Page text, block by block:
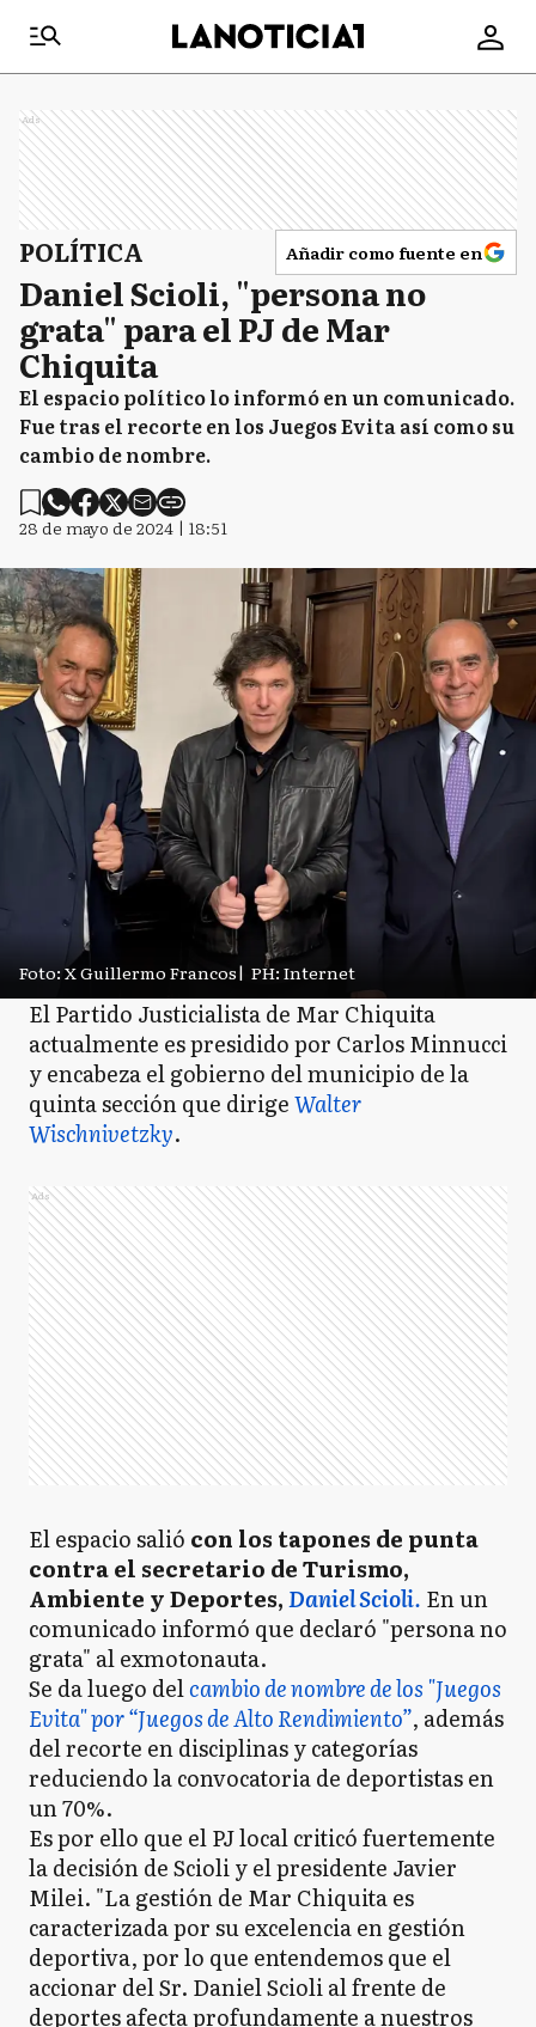
Ads
POLÍTICA Añadir como fuente en
Daniel Scioli, "persona no
grata" para el PJ de Mar
Chiquita
El espacio político lo informó en un comunicado.
Fue tras el recorte en los Juegos Evita así como su
cambio de nombre.
28 de mayo de 2024 | 18:51
Foto: X Guillermo Francos| PH: Internet
El Partido Justicialista de Mar Chiquita
actualmente es presidido por Carlos Minnucci
y encabeza el gobierno del municipio de la
quinta sección que dirigeWalter
Wischnivetzky.
Ads
El espacio salió con los tapones de punta
contra el secretario de Turismo,
Ambiente y Deportes,Daniel Scioli. En un
comunicado informó que declaró "persona no
grata" al exmotonauta.
Se da luego delcambio de nombre de los "Juegos
Evita" por “Juegos de Alto Rendimiento”, además
del recorte en disciplinas y categorías
reduciendo la convocatoria de deportistas en
un 70%.
Es por ello que el PJ local criticó fuertemente
la decisión de Scioli y el presidente Javier
Milei. "La gestión de Mar Chiquita es
caracterizada por su excelencia en gestión
deportiva, por lo que entendemos que el
accionar del Sr. Daniel Scioli al frente de
deportes afecta profundamente a nuestros